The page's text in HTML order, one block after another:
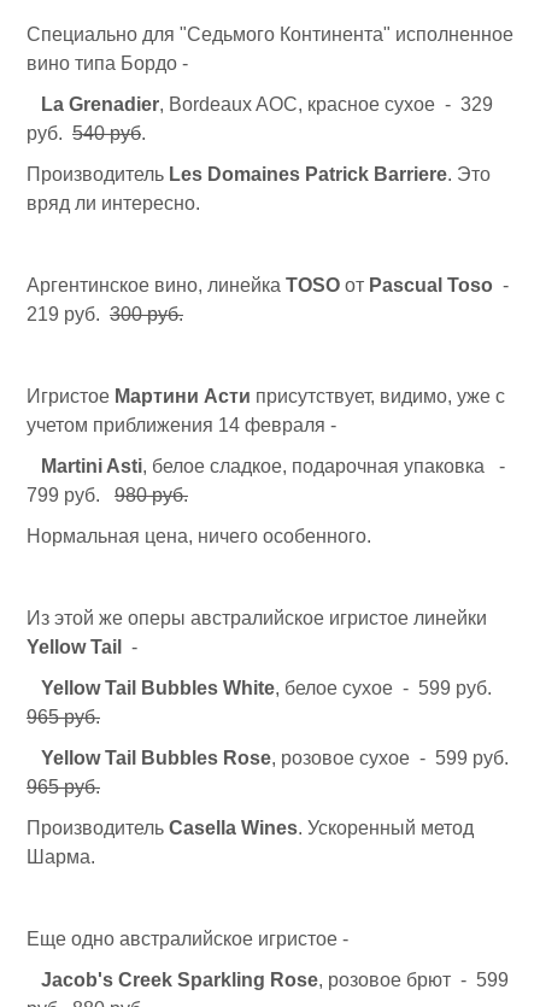
Специально для "Седьмого Континента" исполненное
вино типа Бордо -
La Grenadier, Bordeaux AOC, красное сухое - 329
руб. 540 руб.
Производитель Les Domaines Patrick Barriere. Это
вряд ли интересно.
Аргентинское вино, линейка TOSO от Pascual Toso -
219 руб. 300 руб.
Игристое Мартини Асти присутствует, видимо, уже с
учетом приближения 14 февраля -
Martini Asti, белое сладкое, подарочная упаковка -
799 руб. 980 руб.
Нормальная цена, ничего особенного.
Из этой же оперы австралийское игристое линейки
Yellow Tail
-
Yellow Tail Bubbles White, белое сухое - 599 руб.
965 руб.
Yellow Tail Bubbles Rose, розовое сухое - 599 руб.
965 руб.
Производитель Casella Wines. Ускоренный метод
Шарма.
Еще одно австралийское игристое -
Jacob's Creek Sparkling Rose, розовое брют - 599